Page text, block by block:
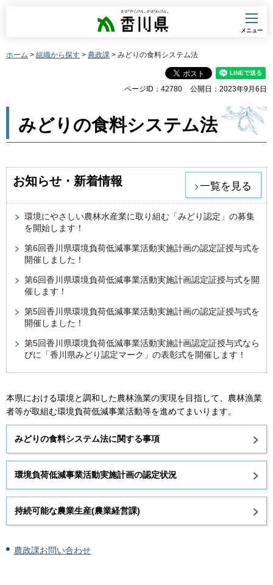
香川県
メニュー
ホーム > 組織から探す > 農政課 > みどりの食料システム法
ページID：42780 公開日：2023年9月6日
みどりの食料システム法
お知らせ・新着情報 一覧を見る
環境にやさしい農林水産業に取り組む「みどり認定」の募集
を開始します！
第6回香川県環境負荷低減事業活動実施計画の認定証授与式を
開催しました！
第6回香川県環境負荷低減事業活動実施計画認定証授与式を開
催します！
第5回香川県環境負荷低減事業活動実施計画の認定証授与式を
開催しました！
第5回香川県環境負荷低減事業活動実施計画認定証授与式なら
びに「香川県みどり認定マーク」の表彰式を開催します！
本県における環境と調和した農林漁業の実現を目指して、農林漁業
者等が取組む環境負荷低減事業活動等を進めてまいります。
みどりの食料システム法に関する事項
環境負荷低減事業活動実施計画の認定状況
持続可能な農業生産(農業経営課)
農政課お問い合わせ